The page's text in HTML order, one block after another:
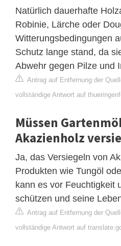
Natürlich dauerhafte
Robinie, Lärche oder
Witterungsbedingungen
Schutz lange stand, da
Abwehr gegen Pilze und
Antrag auf Entfernung der
vollständige Antwort auf
Müssen
Akazienholz
Ja, das Versiegeln von
Produkten wie Tungöl
kann es vor Feuchtigkeit
schützen und seine
Antrag auf Entfernung der
vollständige Antwort auf